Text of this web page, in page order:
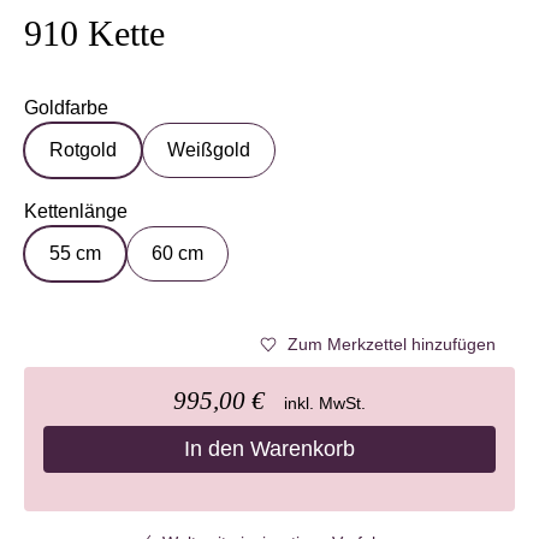
910 Kette
Goldfarbe
auswählen
Rotgold
Weißgold
Kettenlänge
auswählen
55 cm
60 cm
Zum Merkzettel hinzufügen
995,00 € inkl. MwSt.
In den Warenkorb